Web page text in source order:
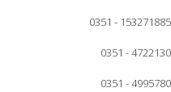
0351 - 153271885
0351 - 4722130
0351 - 4995780